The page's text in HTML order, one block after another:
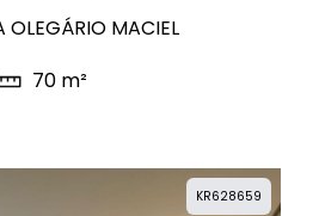
OLEGÁRIO MACIEL
70 m²
KR628659